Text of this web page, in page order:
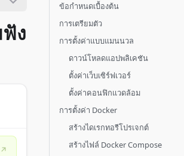
ง
ข้อกำหนดเบื้องต้น
การเตรียมตัว
การตั้งค่าแบบแมนนวล
ดาวน์โหลดแอปพลิเคชัน
ตั้งค่าเว็บเซิร์ฟเวอร์
ตั้งค่าคอนฟิกแวดล้อม
การตั้งค่า Docker
สร้างไดเรกทอรีโปรเจกต์
สร้างไฟล์ Docker Compose